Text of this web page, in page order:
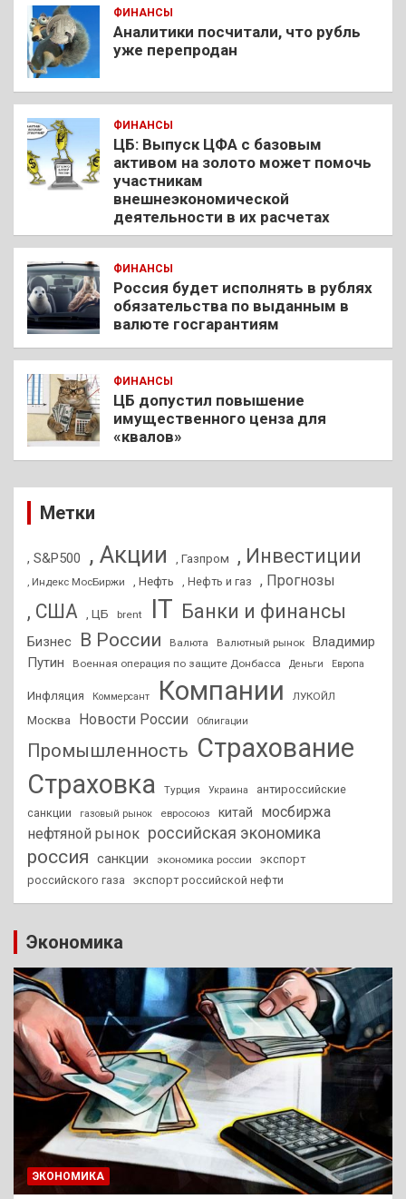
ФИНАНСЫ
Аналитики посчитали, что рубль
уже перепродан
ФИНАНСЫ
ЦБ: Выпуск ЦФА с базовым
активом на золото может помочь
участникам
внешнеэкономической
деятельности в их расчетах
ФИНАНСЫ
Россия будет исполнять в рублях
обязательства по выданным в
валюте госгарантиям
ФИНАНСЫ
ЦБ допустил повышение
имущественного ценза для
«квалов»
Метки
, S&P500 , Акции , Газпром , Инвестиции
, Индекс МосБиржи , Нефть , Нефть и газ , Прогнозы
, США , ЦБ brent IT Банки и финансы
Бизнес В России Валюта Валютный рынок
Владимир
Путин
Военная операция по защите Донбасса Деньги Европа
Инфляция Коммерсант Компании ЛУКОЙЛ
Москва Новости России Облигации
Промышленность Страхование
Страховка
Турция Украина
антироссийские
санкции
газовый рынок евросоюз китай
мосбиржа
нефтяной рынок российская экономика
россия санкции экономика россии
экспорт
российского газа
экспорт российской нефти
Экономика
ЭКОНОМИКА